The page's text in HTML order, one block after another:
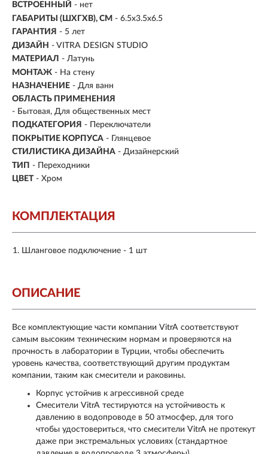
ВСТРОЕННЫЙ - нет
ГАБАРИТЫ (ШХГХВ), СМ - 6.5х3.5х6.5
ГАРАНТИЯ - 5 лет
ДИЗАЙН - VITRA DESIGN STUDIO
МАТЕРИАЛ - Латунь
МОНТАЖ - На стену
НАЗНАЧЕНИЕ - Для ванн
ОБЛАСТЬ ПРИМЕНЕНИЯ
- Бытовая, Для общественных мест
ПОДКАТЕГОРИЯ - Переключатели
ПОКРЫТИЕ КОРПУСА - Глянцевое
СТИЛИСТИКА ДИЗАЙНА - Дизайнерский
ТИП - Переходники
ЦВЕТ - Хром
КОМПЛЕКТАЦИЯ
Шланговое подключение - 1 шт
ОПИСАНИЕ
Все комплектующие части компании VitrA соответствуют
самым высоким техническим нормам и проверяются на
прочность в лаборатории в Турции, чтобы обеспечить
уровень качества, соответствующий другим продуктам
компании, таким как смесители и раковины.
Корпус устойчив к агрессивной среде
Смесители VitrA тестируются на устойчивость к
давлению в водопроводе в 50 атмосфер, для того
чтобы удостовериться, что смесители VitrA не протекут
даже при экстремальных условиях (стандартное